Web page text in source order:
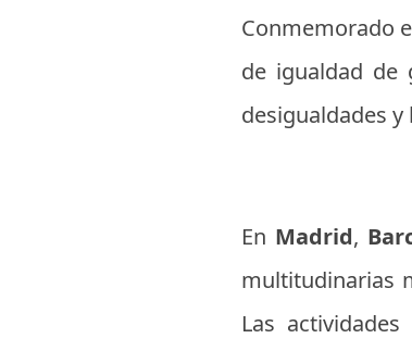
Conmemorado
de igualdad de
desigualdades y
En Madrid,
multitudinarias
Las